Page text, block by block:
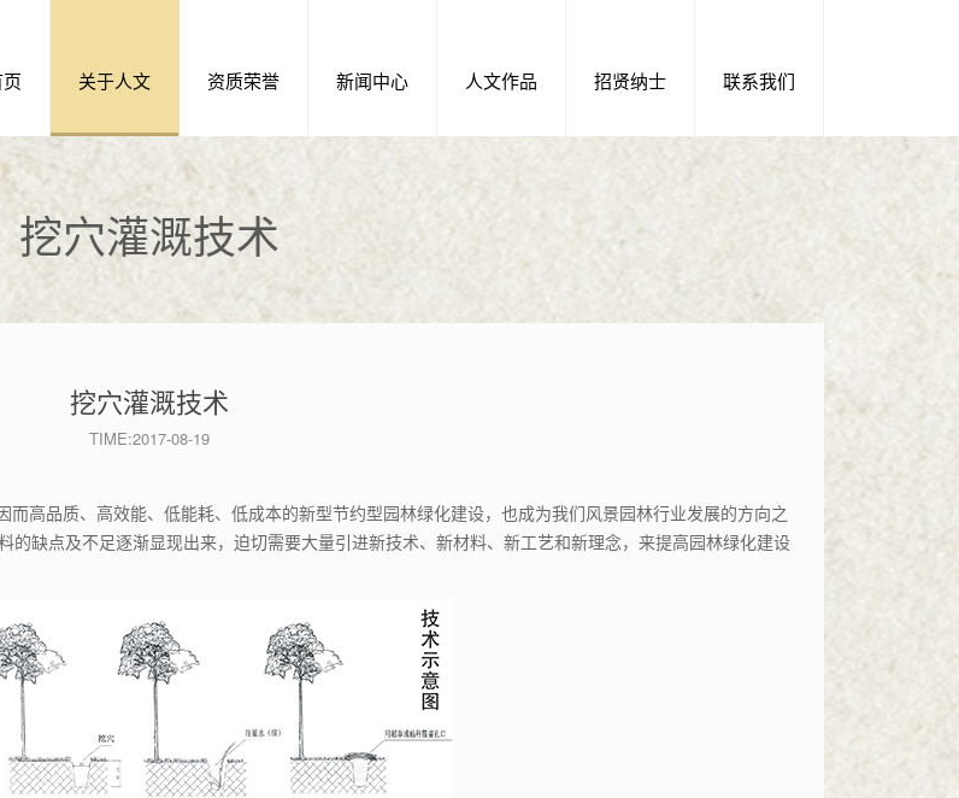
关于人文 资质荣誉 新闻中心 人文作品 招贤纳士 联系我们
挖穴灌溉技术
挖穴灌溉技术
TIME:2017-08-19
高品质、高效能、低能耗、低成本的新型节约型园林绿化建设，也成为我们风景园林行业发展的方向之
缺点及不足逐渐显现出来，迫切需要大量引进新技术、新材料、新工艺和新理念，来提高园林绿化建设